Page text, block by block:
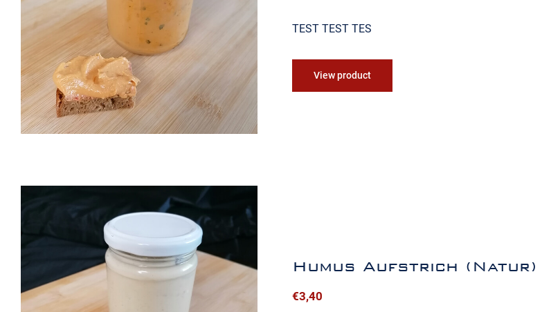
Mango-Curry Aufstrich
TEST TEST TES
View product
Humus Aufstrich (Natur)
Humus Aufstrich (Natur)
€3,40